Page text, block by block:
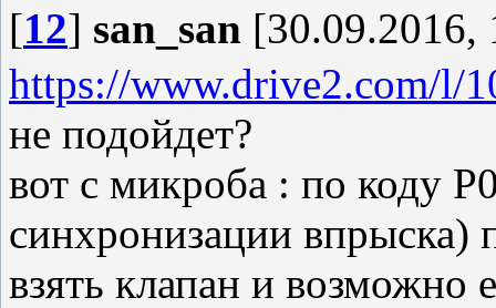
[12] san_san [30.09.2016,
https://www.drive2.com/l/
не подойдет?
вот с микроба : по коду
синхронизации впрыска)
взять клапан и возможно